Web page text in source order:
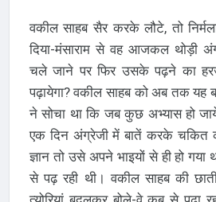
वकील साहब सैर करके लौटे, तो
दिया-मंसाराम से वह आजकल थोड़ी
चले जाने पर फिर उसके पढ़ने का
पढ़ायेगा? वकील साहब को अब तक यह
ने सोचा था कि जब कुछ अभ्यास हो
एक दिन अंग्रेजी में बातें करके चकित
ज्ञान तो उसे अपने भाइयों से ही हो
से पढ़ रही थी। वकील साहब की